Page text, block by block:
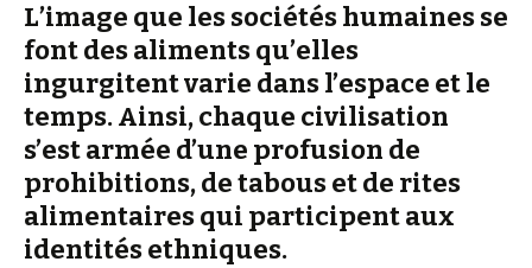
L’image que les sociétés humaines se
font des aliments qu’elles
ingurgitent varie dans l’espace et le
temps. Ainsi, chaque civilisation
s’est armée d’une profusion de
prohibitions, de tabous et de rites
alimentaires qui participent aux
identités ethniques.